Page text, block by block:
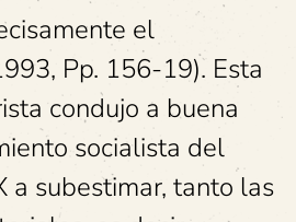
el
Pp. 156-19). Esta
condujo a buena
socialista del
a subestimar, tanto las